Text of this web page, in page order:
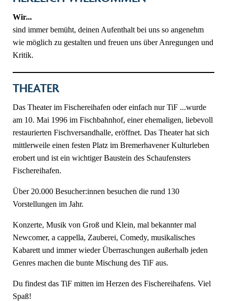
Wir...
sind immer bemüht, deinen Aufenthalt bei uns so angenehm
wie möglich zu gestalten und freuen uns über Anregungen und
Kritik.
THEATER
Das Theater im Fischereihafen oder einfach nur TiF ...wurde
am 10. Mai 1996 im Fischbahnhof, einer ehemaligen, liebevoll
restaurierten Fischversandhalle, eröffnet. Das Theater hat sich
mittlerweile einen festen Platz im Bremerhavener Kulturleben
erobert und ist ein wichtiger Baustein des Schaufensters
Fischereihafen.
Über 20.000 Besucher:innen besuchen die rund 130
Vorstellungen im Jahr.
Konzerte, Musik von Groß und Klein, mal bekannter mal
Newcomer, a cappella, Zauberei, Comedy, musikalisches
Kabarett und immer wieder Überraschungen außerhalb jeden
Genres machen die bunte Mischung des TiF aus.
Du findest das TiF mitten im Herzen des Fischereihafens. Viel
Spaß!